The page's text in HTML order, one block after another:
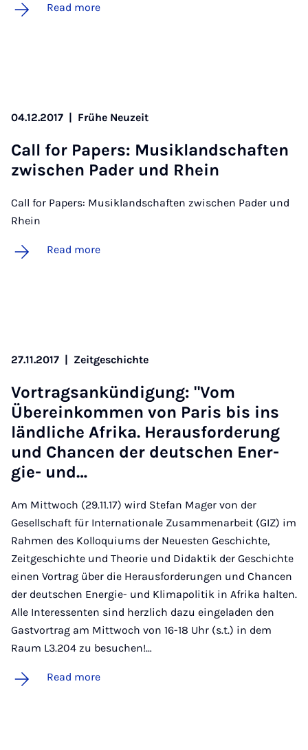
Read more
04.12.2017 | Frühe Neuzeit
Call for Pa­pers: Mu­sik­land­schaften
zwis­chen Pader und Rhein
Call for Papers: Musiklandschaften zwischen Pader und
Rhein
Read more
27.11.2017 | Zeitgeschichte
Vor­trag­sankündi­gung: "Vom
Übereinkom­men von Par­is bis ins
länd­liche Afrika. Heraus­for­der­ung
und Chan­cen der deutschen En­er­
gie- und…
Am Mittwoch (29.11.17) wird Stefan Mager von der
Gesellschaft für Internationale Zusammenarbeit (GIZ) im
Rahmen des Kolloquiums der Neuesten Geschichte,
Zeitgeschichte und Theorie und Didaktik der Geschichte
einen Vortrag über die Herausforderungen und Chancen
der deutschen Energie- und Klimapolitik in Afrika halten.
Alle Interessenten sind herzlich dazu eingeladen den
Gastvortrag am Mittwoch von 16-18 Uhr (s.t.) in dem
Raum L3.204 zu besuchen!…
Read more